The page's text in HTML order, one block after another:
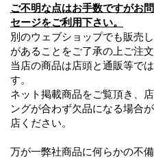
ご不明な点はお手数ですがお
セージをご利用下さい。
別のウェブショップでも販売
があることをご了承の上ご注
当店の商品は店頭と通販等で
す。
ネット掲載商品をご覧頂き、
ングが合わず欠品になる場合
店ください。
万が一弊社商品に何らかの不